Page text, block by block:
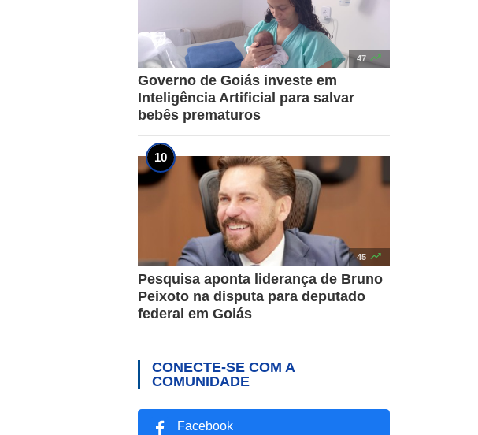
47 
Governo de Goiás investe em
Inteligência Artificial para salvar
bebês prematuros
45 
Pesquisa aponta liderança de Bruno
Peixoto na disputa para deputado
federal em Goiás
CONECTE-SE COM A
COMUNIDADE
Facebook